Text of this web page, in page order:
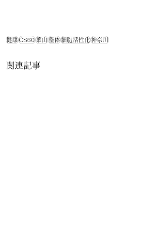
健康CS60葉山整体細胞活性化神奈川
関連記事